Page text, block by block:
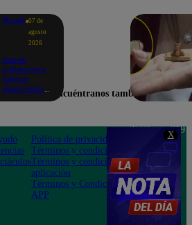
X
Mundo 07 de
agosto
2026
Nueve
influencers
fueron
asesinados
el Cártel de
Sinaloa
Encuéntranos también en
Política de privacidad
Términos y condiciones
Términos y condiciones
aplicación
Términos y Condiciones
APP
Teléfono: 219
Av. San
Felipe 968
Jesús María